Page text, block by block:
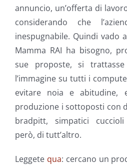
annuncio, un’offerta di
considerando che
inespugnabile. Quindi vado
Mamma RAI ha bisogno,
sue proposte, si
l’immagine su tutti i
evitare noia e abitudine,
produzione i sottoposti con
bradpitt, simpatici
però, di tutt’altro.
Leggete qua: cercano un